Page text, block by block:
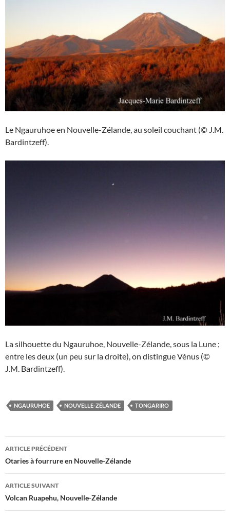
Le Ngauruhoe en Nouvelle-Zélande, au soleil couchant (© J.M.
Bardintzeff).
La silhouette du Ngauruhoe, Nouvelle-Zélande, sous la Lune ;
entre les deux (un peu sur la droite), on distingue Vénus (©
J.M. Bardintzeff).
NGAURUHOE NOUVELLE-ZÉLANDE TONGARIRO
Navigation
des
articles
ARTICLE PRÉCÉDENT
Otaries à fourrure en Nouvelle-Zélande
ARTICLE SUIVANT
Volcan Ruapehu, Nouvelle-Zélande